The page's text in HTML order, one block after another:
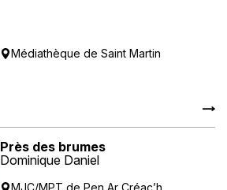
Médiathèque de Saint Martin
Près des brumes
Dominique Daniel
MJC/MPT de Pen Ar Créac’h